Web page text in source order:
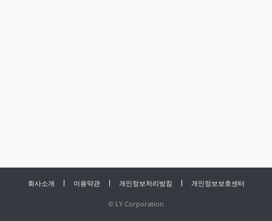
회사소개 이용약관 개인정보처리방침 개인정보보호센터
© LY Corporation